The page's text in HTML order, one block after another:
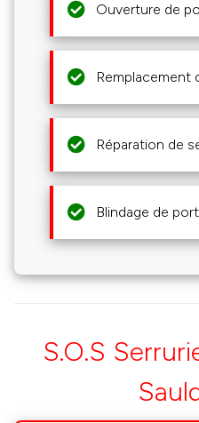
Ouverture de
Remplacement
Réparation de
Blindage de
S.O.S